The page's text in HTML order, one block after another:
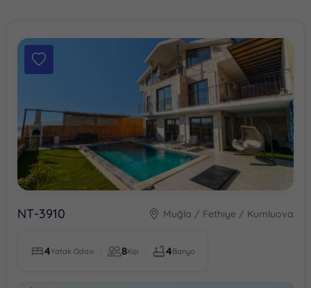
NT-3910 Muğla / Fethiye / Kumluova
4Yatak Odası 8Kişi 4Banyo